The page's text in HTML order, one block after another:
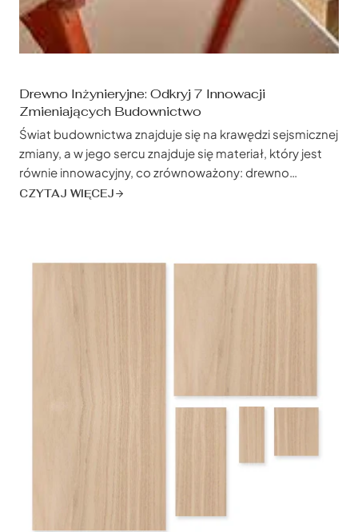
Drewno Inżynieryjne: Odkryj 7 Innowacji
Zmieniających Budownictwo
Świat budownictwa znajduje się na krawędzi sejsmicznej
zmiany, a w jego sercu znajduje się materiał, który jest
równie innowacyjny, co zrównoważony: drewno
inżynieryjne. Nie chodzi tylko o zastąpienie tradycyjnego
konstrukcyjnego zmieniają...
CZYTAJ WIĘCEJ